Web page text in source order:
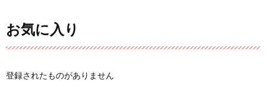
お気に入り
登録されたものがありません